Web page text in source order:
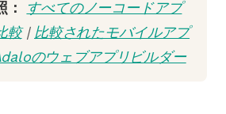
：
すべてのノーコードアプ
較| 比較されたモバイルアプ
のウェブアプリビルダー